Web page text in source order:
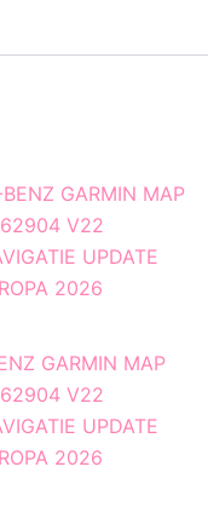
GARMIN MAP
V22
UPDATE
2026